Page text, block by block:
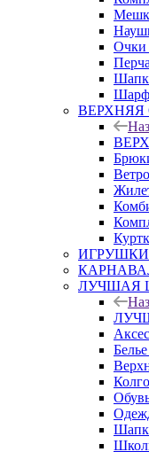
Очки
ВЕРХНЯЯ
ИГРУШКИ
ЛУЧШАЯ